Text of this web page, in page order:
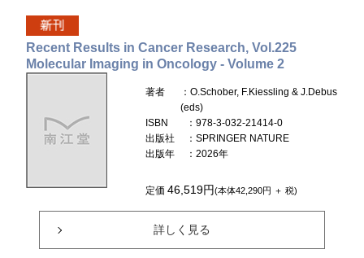
Recent Results in Cancer Research, Vol.225
Molecular Imaging in Oncology - Volume 2
著者
：O.Schober, F.Kiessling & J.Debus
(eds)
ISBN
：978-3-032-21414-0
出版社
：SPRINGER NATURE
出版年
：2026年
定価46,519円(本体42,290円 ＋ 税)
詳しく見る